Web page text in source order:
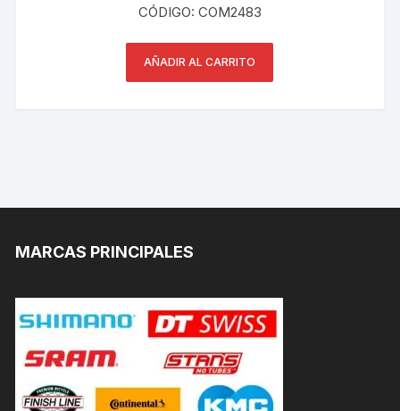
CÓDIGO: COM2483
AÑADIR AL CARRITO
MARCAS PRINCIPALES